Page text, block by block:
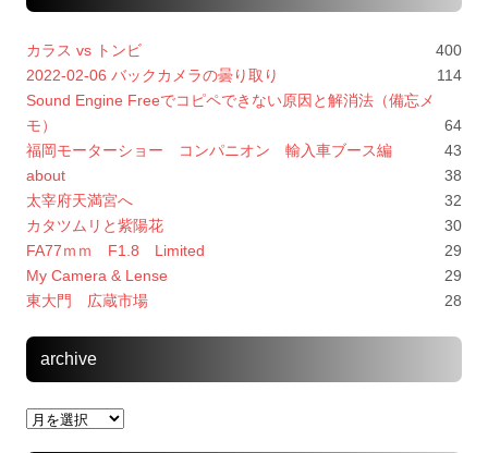
カラス vs トンビ
400
2022-02-06 バックカメラの曇り取り
114
Sound Engine Freeでコピペできない原因と解消法（備忘メ
モ）
64
福岡モーターショー コンパニオン 輸入車ブース編
43
about
38
太宰府天満宮へ
32
カタツムリと紫陽花
30
FA77ｍｍ F1.8 Limited
29
My Camera & Lense
29
東大門 広蔵市場
28
archive
archive